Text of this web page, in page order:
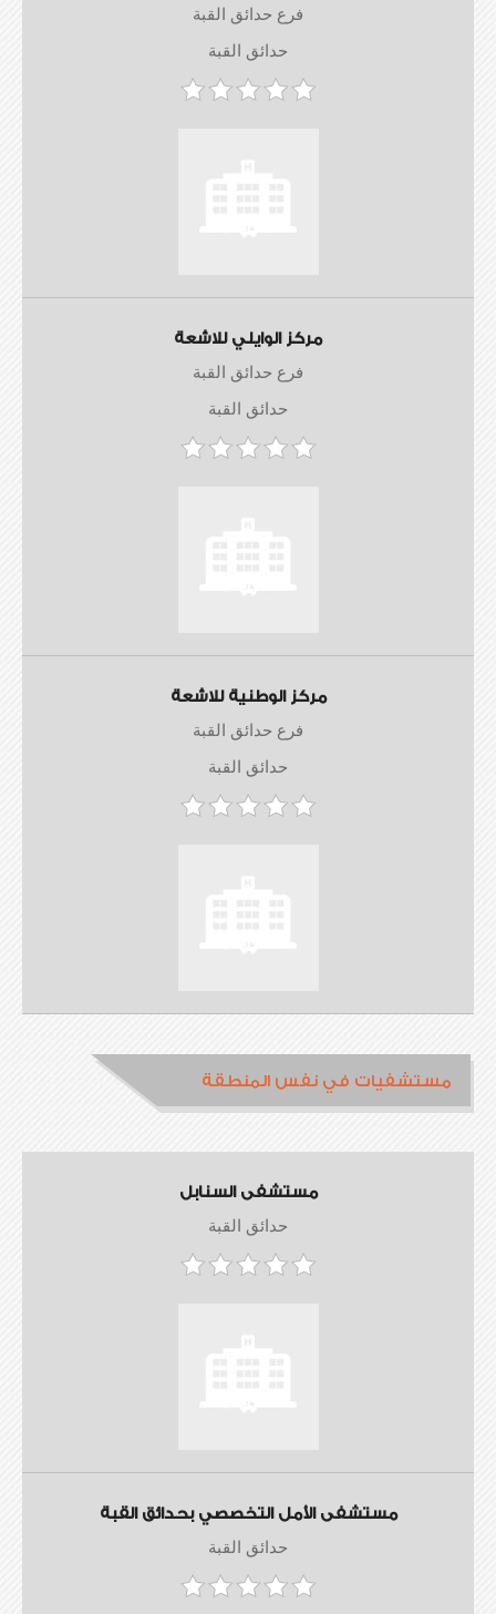
فرع حدائق القبة
حدائق القبة
مركز الوايلي للاشعة
فرع حدائق القبة
حدائق القبة
مركز الوطنية للاشعة
فرع حدائق القبة
حدائق القبة
مستشفيات في نفس المنطقة
مستشفى السنابل
حدائق القبة
مستشفى الأمل التخصصي بحدائق القبة
حدائق القبة